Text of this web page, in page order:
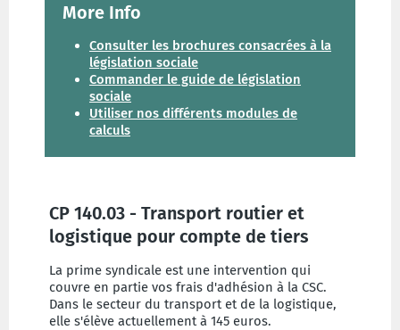
More Info
Consulter les brochures consacrées à la
législation sociale
Commander le guide de législation
sociale
Utiliser nos différents modules de
calculs
CP 140.03 - Transport routier et
logistique pour compte de tiers
La prime syndicale est une intervention qui
couvre en partie vos frais d'adhésion à la CSC.
Dans le secteur du transport et de la logistique,
elle s'élève actuellement à 145 euros.